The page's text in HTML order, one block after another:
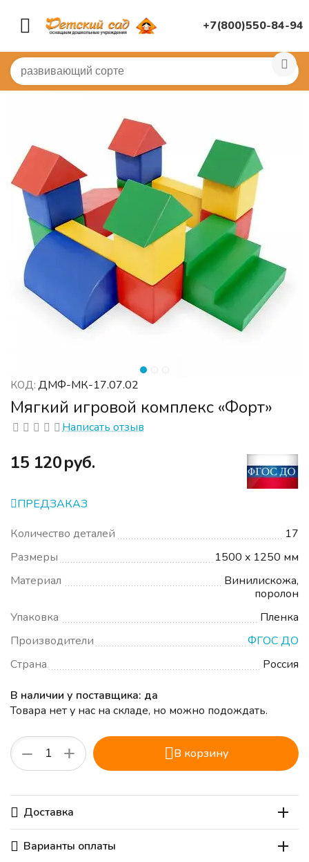
+7(800)550-84-94
Главная / МЯГКИЕ МОДУЛИ Конструкторы мягкие
КОД: ДМФ-МК-17.07.02
Мягкий игровой комплекс «Форт»
Написать отзыв
‍15 120‍руб.
ПРЕДЗАКАЗ
Количество деталей
17
Размеры
1500 x 1250 мм
Материал
Винилискожа,
поролон
Упаковка
Пленка
Производители
ФГОС ДО
Страна
Россия
В наличии у поставщика: да
Товара нет у нас на складе, но можно подождать.
+
− В корзину
Доставка
Варианты оплаты